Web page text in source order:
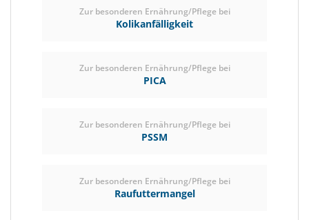
Zur besonderen Ernährung/Pflege bei
Kolikanfälligkeit
Zur besonderen Ernährung/Pflege bei
PICA
Zur besonderen Ernährung/Pflege bei
PSSM
Zur besonderen Ernährung/Pflege bei
Raufuttermangel